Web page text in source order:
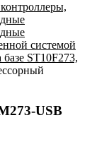
системой
ST10F273,
USB